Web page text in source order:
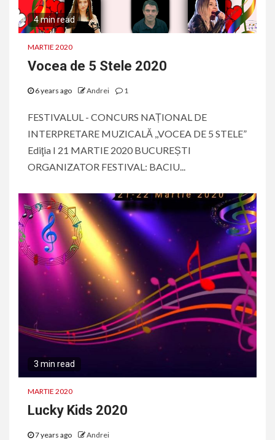
4 min read
MARTIE 2020
Vocea de 5 Stele 2020
6 years ago Andrei 1
FESTIVALUL - CONCURS NAȚIONAL DE
INTERPRETARE MUZICALĂ ,,VOCEA DE 5 STELE”
Ediţia I 21 MARTIE 2020 BUCUREȘTI
ORGANIZATOR FESTIVAL: BACIU...
3 min read
MARTIE 2020
Lucky Kids 2020
7 years ago Andrei